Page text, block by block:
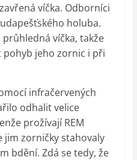
víčka. Odborníci
holuba.
víčka, takže
jeho zornic i při
infračervených
odhalit velice
prožívají REM
jim zorničky stahovaly
bdění. Zdá se tedy, že